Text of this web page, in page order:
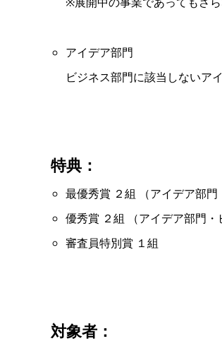
アイデア部門
ビジネス部門に該当しないア
特典：
最優秀賞 ２組 （アイデア部門
優秀賞 ２組 （アイデア部門・
審査員特別賞 １組
対象者：